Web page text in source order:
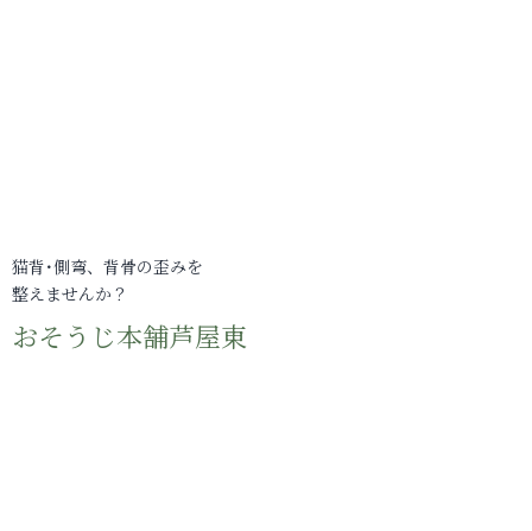
猫背･側弯、背骨の歪みを
整えませんか？
おそうじ本舗芦屋東